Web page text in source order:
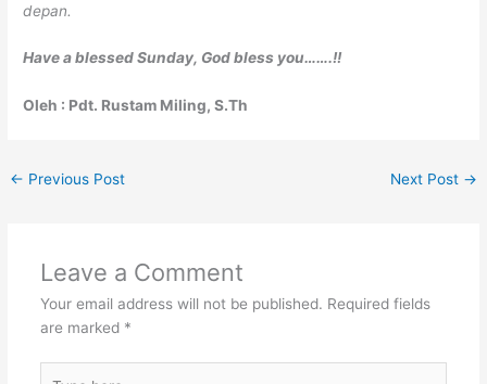
depan.
Have a blessed Sunday, God bless you…….!!
Oleh : Pdt. Rustam Miling, S.Th
← Previous Post Next Post →
Leave a Comment
Your email address will not be published. Required fields
are marked *